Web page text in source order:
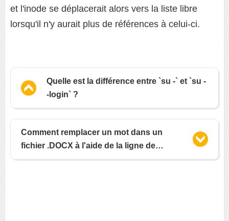
et l'inode se déplacerait alors vers la liste libre
lorsqu'il n'y aurait plus de références à celui-ci.
Quelle est la différence entre `su -` et `su -
-login` ?
Comment remplacer un mot dans un
fichier .DOCX à l'aide de la ligne de
commande Linux ?